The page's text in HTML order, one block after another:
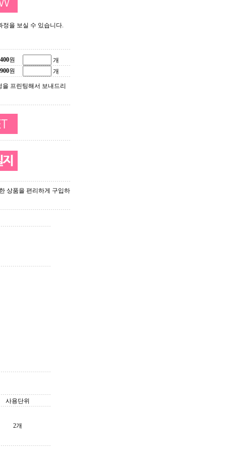
을 보실 수 있습니다.
400원
개
900원 개
프린팅해서 보내드리
상품을 편리하게 구입하
사용단위
2개